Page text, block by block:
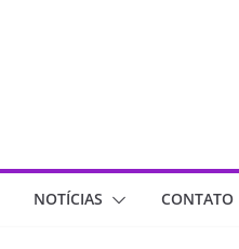
NOTÍCIAS CONTATO